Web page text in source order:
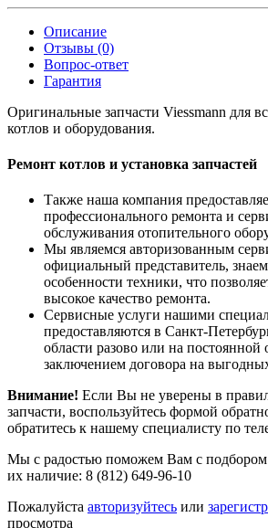
Описание
Отзывы (0)
Вопрос-ответ
Гарантия
Оригинальные запчасти Viessmann для
котлов и оборудования.
Ремонт котлов и установка запчастей
Также наша компания
профессионального ремонта и
обслуживания отопительного
Мы являемся авторизованным
официальный представитель,
особенности техники, что
высокое качество ремонта.
Сервисные услуги нашими
предоставляются в Санкт-
области разово или на постоянной
заключением договора на
Внимание! Если Вы не уверены в
запчасти, воспользуйтесь формой
обратитесь к нашему специалисту по
Мы с радостью поможем Вам с подбором
их наличие: 8 (812) 649-96-10
Пожалуйста авторизуйтесь или
просмотра